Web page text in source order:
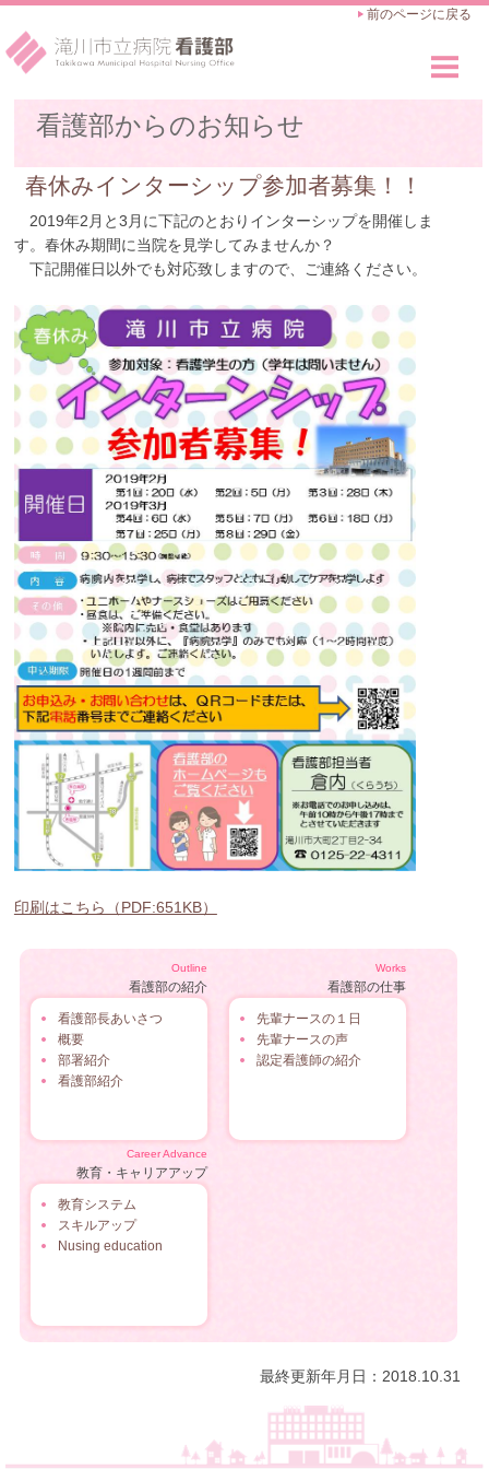
前のページに戻る
看護部のご紹介
Outline
看護師の仕事
Works
教育・キャリアアップ
Career Advance
採用のご案内
Recruit
看護部からのお知らせ
春休みインターシップ参加者募集！！
2019年2月と3月に下記のとおりインターシップを開催しま
す。春休み期間に当院を見学してみませんか？
下記開催日以外でも対応致しますので、ご連絡ください。
印刷はこちら（PDF:651KB）
Outline
看護部の紹介
看護部長あいさつ
概要
部署紹介
看護部紹介
Works
看護部の仕事
先輩ナースの１日
先輩ナースの声
認定看護師の紹介
Career Advance
教育・キャリアアップ
教育システム
スキルアップ
Nusing education
最終更新年月日：2018.10.31